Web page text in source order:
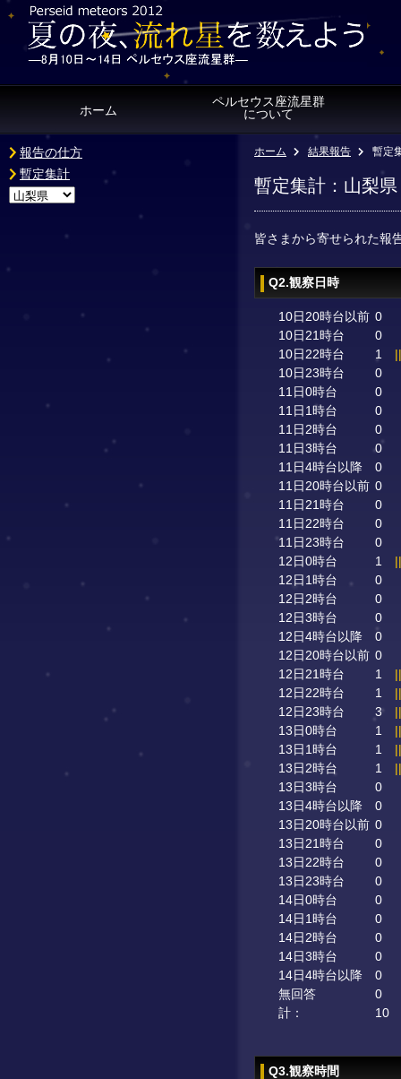
ホーム
ペルセウス座流星群
について
報告の仕方
暫定集計
ホーム 結果報告 暫定
暫定集計：山梨県
皆さまから寄せられた報
Q2.観察日時
10日20時台以前 0
10日21時台
0
10日22時台
1
10日23時台
0
11日0時台
0
11日1時台
0
11日2時台
0
11日3時台
0
11日4時台以降
0
11日20時台以前 0
11日21時台
0
11日22時台
0
11日23時台
0
12日0時台
1
12日1時台
0
12日2時台
0
12日3時台
0
12日4時台以降
0
12日20時台以前 0
12日21時台
1
12日22時台
1
12日23時台
3
13日0時台
1
13日1時台
1
13日2時台
1
13日3時台
0
13日4時台以降
0
13日20時台以前 0
13日21時台
0
13日22時台
0
13日23時台
0
14日0時台
0
14日1時台
0
14日2時台
0
14日3時台
0
14日4時台以降
0
無回答
0
計：
10
Q3.観察時間